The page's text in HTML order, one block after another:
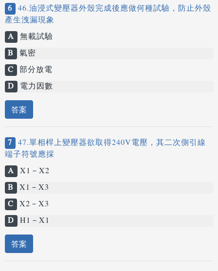
6 46.油浸式變壓器外殼完成後應做何種試驗，防止外殼
產生洩漏現象
A 無載試驗
B 氣密
C 部分放電
D 電力因數
答案
7 47.單相桿上變壓器欲取得240V電壓，其二次側引線
端子符號應採
A X1－X2
B X1－X3
C X2－X3
D H1－X1
答案